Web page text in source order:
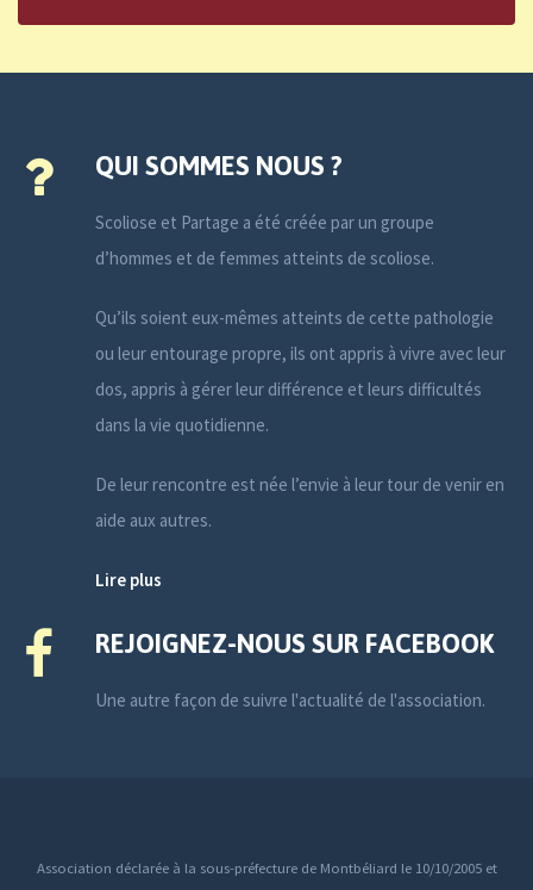
QUI SOMMES NOUS ?
Scoliose et Partage a été créée par un groupe
d’hommes et de femmes atteints de scoliose.
Qu’ils soient eux-mêmes atteints de cette pathologie
ou leur entourage propre, ils ont appris à vivre avec leur
dos, appris à gérer leur différence et leurs difficultés
dans la vie quotidienne.
De leur rencontre est née l’envie à leur tour de venir en
aide aux autres.
Lire plus
REJOIGNEZ-NOUS SUR FACEBOOK
Une autre façon de suivre l'actualité de l'association.
Association déclarée à la sous-préfecture de Montbéliard le 10/10/2005 et